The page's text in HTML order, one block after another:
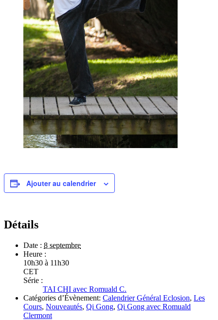
Ajouter au calendrier
Détails
Date : 8 septembre
Heure :
10h30 à 11h30
CET
Série :
TAI CHI avec Romuald C.
Catégories d’Évènement: Calendrier Général Eclosion, Les
Cours, Nouveautés, Qi Gong, Qi Gong avec Romuald
Clermont